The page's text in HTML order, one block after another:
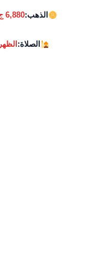
الذهب:6,880 ج.م
الصلاة:الظهر